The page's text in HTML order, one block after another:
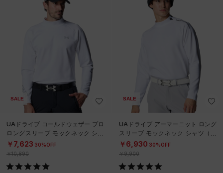
SALE
UAドライブ コールドウェザー プロ
ロングスリーブ モックネック シャ
ツ（ゴルフ/MEN）
￥7,623 30%OFF
￥10,890
SALE
UAドライブ アーマーニット ロング
スリーブ モックネック シャツ（ゴ
ルフ/MEN）
￥6,930 30%OFF
￥9,900